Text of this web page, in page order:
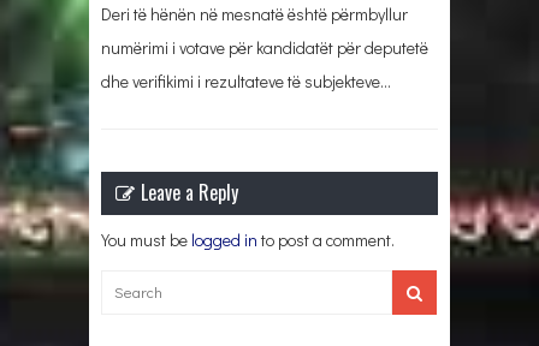
Deri të hënën në mesnatë është përmbyllur
numërimi i votave për kandidatët për deputetë
dhe verifikimi i rezultateve të subjekteve…
Leave a Reply
You must be logged in to post a comment.